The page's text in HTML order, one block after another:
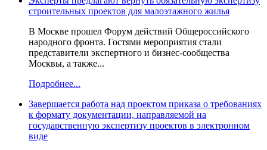
строительных проектов для малоэтажного жилья
В Москве прошел Форум действий Общероссийского
народного фронта. Гостями мероприятия стали
представители экспертного и бизнес-сообщества
Москвы, а также...
Подробнее...
Завершается работа над проектом приказа о требованиях
к формату документации, направляемой на
государственную экспертизу проектов в электронном
виде